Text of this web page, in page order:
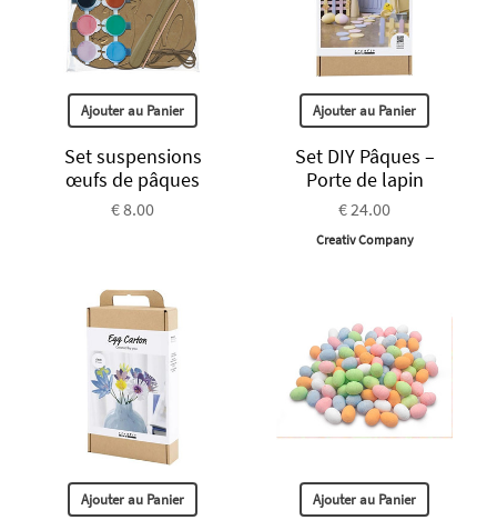
Ajouter au Panier
Set suspensions
œufs de pâques
€ 8.00
Ajouter au Panier
Set DIY Pâques –
Porte de lapin
€ 24.00
Creativ Company
Ajouter au Panier Ajouter au Panier